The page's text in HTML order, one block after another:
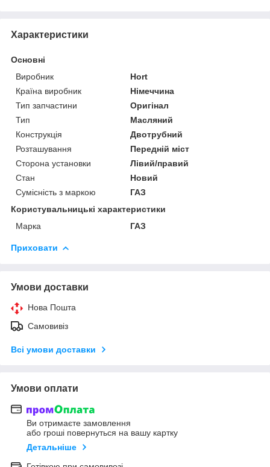
Характеристики
Основні
Виробник
Hort
Країна виробник
Німеччина
Тип запчастини
Оригінал
Тип
Масляний
Конструкція
Двотрубний
Розташування
Передній міст
Сторона установки
Лівий/правий
Стан
Новий
Сумісність з маркою
ГАЗ
Користувальницькі характеристики
Марка
ГАЗ
Приховати
Умови доставки
Нова Пошта
Самовивіз
Всі умови доставки
Умови оплати
Ви отримаєте замовлення
або гроші повернуться на вашу картку
Детальніше